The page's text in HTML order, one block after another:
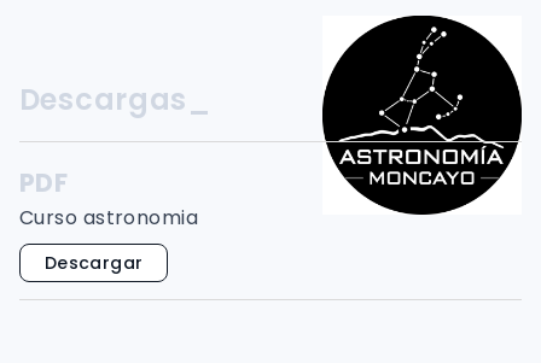
Descargas_
PDF
Curso astronomia
Descargar